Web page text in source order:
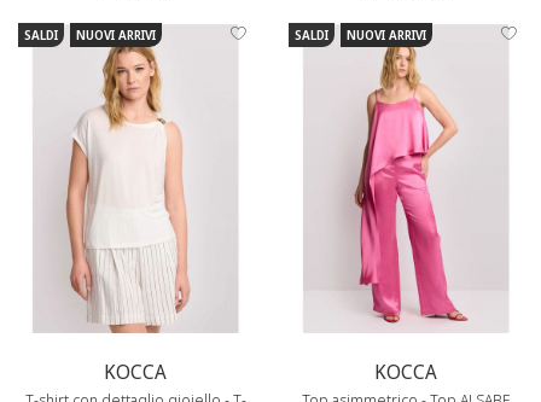
SALDI NUOVI ARRIVI
KOCCA
SALDI NUOVI ARRIVI
KOCCA